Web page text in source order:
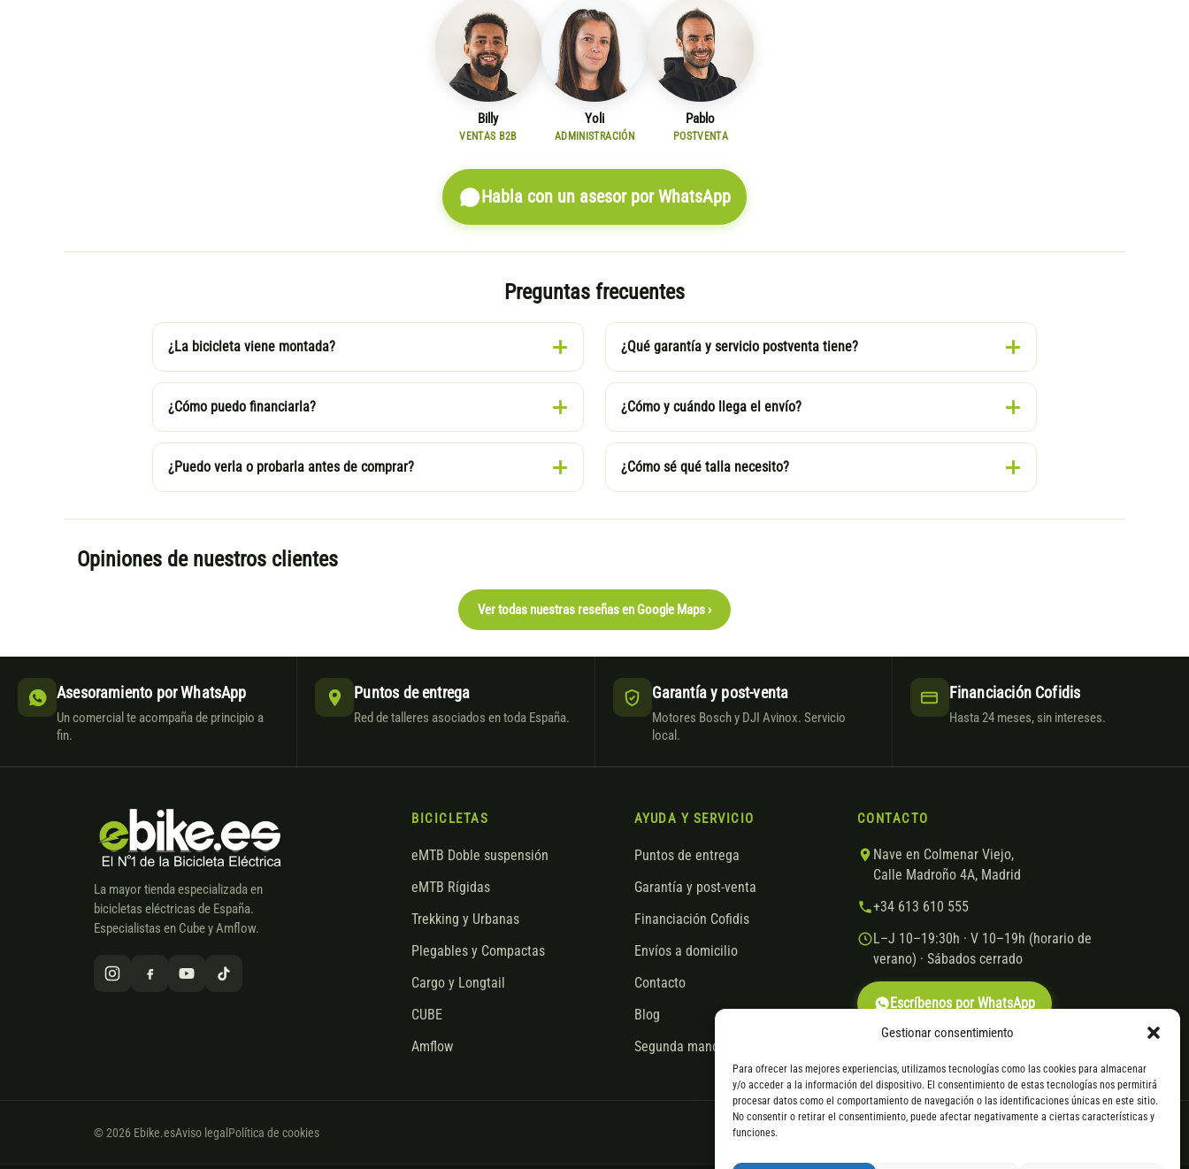
Gestionar consentimiento
Para ofrecer las mejores experiencias, utilizamos tecnologías como las cookies para almacenar
y/o acceder a la información del dispositivo. El consentimiento de estas tecnologías nos permitirá
procesar datos como el comportamiento de navegación o las identificaciones únicas en este sitio.
No consentir o retirar el consentimiento, puede afectar negativamente a ciertas características y
funciones.
Billy
VENTAS B2B
Yoli
ADMINISTRACIÓN
Pablo
POSTVENTA
Habla con un asesor por WhatsApp
Preguntas frecuentes
¿La bicicleta viene montada? ¿Qué garantía y servicio postventa tiene?
¿Cómo puedo financiarla? ¿Cómo y cuándo llega el envío?
¿Puedo verla o probarla antes de comprar? ¿Cómo sé qué talla necesito?
Opiniones de nuestros clientes
Ver todas nuestras reseñas en Google Maps ›
Asesoramiento por WhatsApp
Un comercial te acompaña de principio a
fin.
Puntos de entrega
Red de talleres asociados en toda España.
Garantía y post-venta
Motores Bosch y DJI Avinox. Servicio
local.
Financiación Cofidis
Hasta 24 meses, sin intereses.
La mayor tienda especializada en
bicicletas eléctricas de España.
Especialistas en Cube y Amflow.
BICICLETAS
eMTB Doble suspensión
eMTB Rígidas
Trekking y Urbanas
Plegables y Compactas
Cargo y Longtail
CUBE
Amflow
AYUDA Y SERVICIO
Puntos de entrega
Garantía y post-venta
Financiación Cofidis
Envíos a domicilio
Contacto
Blog
Segunda mano
CONTACTO
Nave en Colmenar Viejo,
Calle Madroño 4A, Madrid
+34 613 610 555
L–J 10–19:30h · V 10–19h (horario de
verano) · Sábados cerrado
Escríbenos por WhatsApp
© 2026 Ebike.esAviso legal Política de cookies